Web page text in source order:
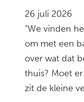
26 juli 2026
“We vinden
om met een
over wat dat
thuis? Moet
zit de kleine